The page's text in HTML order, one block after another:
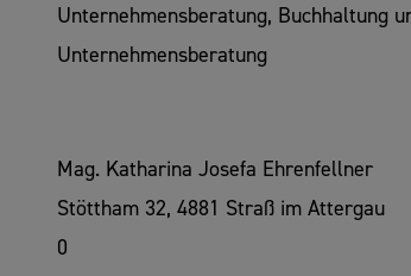
Unternehmensberatung, Buchhaltung
Unternehmensberatung
Mag. Katharina Josefa Ehrenfellner
Stöttham 32, 4881 Straß im Attergau
0